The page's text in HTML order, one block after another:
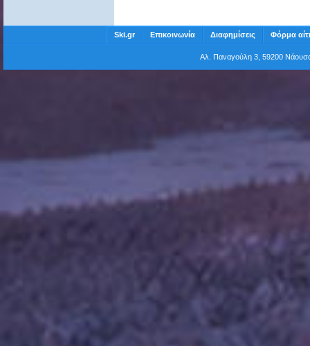
Ski.gr Επικοινωνία Διαφημίσεις Φόρμα
Αλ. Παναγούλη 3, 59200